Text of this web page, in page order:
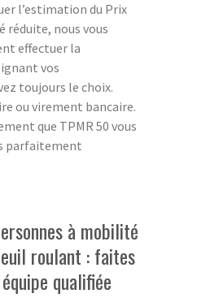
l’estimation du Prix
nous vous
effectuer la
vos
toujours le choix.
ou virement bancaire.
que TPMR 50 vous
parfaitement
à mobilité
roulant : faites
qualifiée